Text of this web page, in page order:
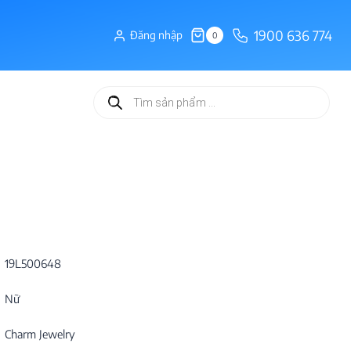
Đăng nhập 0 1900 636 774
Tìm
kiếm
19L500648
Nữ
Charm Jewelry